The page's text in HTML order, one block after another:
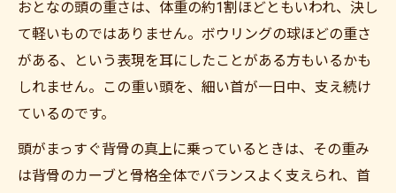
おとなの頭の重さは、体重の約1割ほどともいわれ、決し
て軽いものではありません。ボウリングの球ほどの重さ
がある、という表現を耳にしたことがある方もいるかも
しれません。この重い頭を、細い首が一日中、支え続け
ているのです。
頭がまっすぐ背骨の真上に乗っているときは、その重み
は背骨のカーブと骨格全体でバランスよく支えられ、首